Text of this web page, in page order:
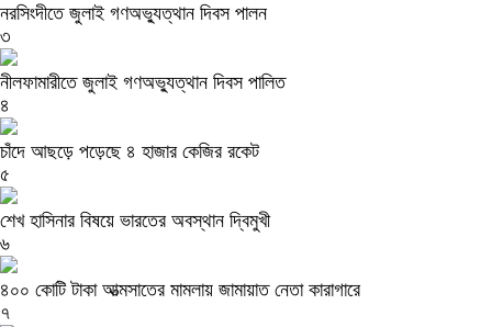
নরসিংদীতে জুলাই গণঅভ্যুত্থান দিবস পালন
৩
নীলফামারীতে জুলাই গণঅভ্যুত্থান দিবস পালিত
৪
চাঁদে আছড়ে পড়েছে ৪ হাজার কেজির রকেট
৫
শেখ হাসিনার বিষয়ে ভারতের অবস্থান দ্বিমুখী
৬
৪০০ কোটি টাকা আত্মসাতের মামলায় জামায়াত নেতা কারাগারে
৭